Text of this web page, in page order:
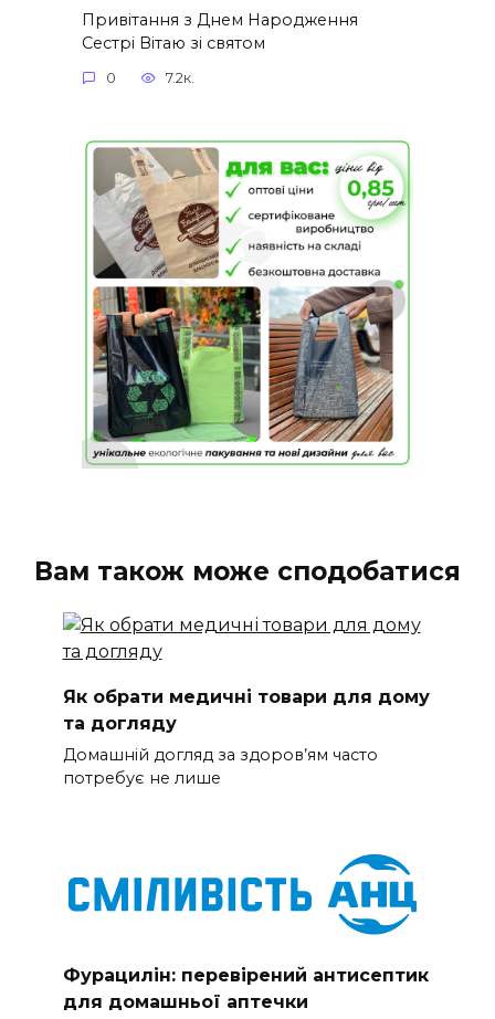
Привітання з Днем Народження
Сестрі Вітаю зі святом
0 7.2к.
Вам також може сподобатися
Як обрати медичні товари для дому
та догляду
Домашній догляд за здоров’ям часто
потребує не лише
Фурацилін: перевірений антисептик
для домашньої аптечки